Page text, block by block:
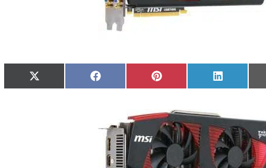
Compartir
en
X
(Twitter)
Compartir
en
Facebook
Compartir
en
Pinterest
en
LinkedIn